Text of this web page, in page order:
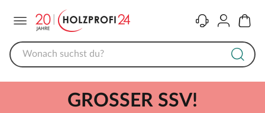
KontaktKonto
GROSSER SSV!